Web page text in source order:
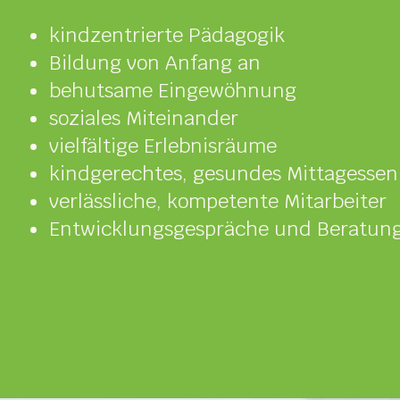
kindzentrierte Pädagogik
Bildung von Anfang an
behutsame Eingewöhnung
soziales Miteinander
vielfältige Erlebnisräume
kindgerechtes, gesundes Mittagessen
verlässliche, kompetente Mitarbeiter
Entwicklungsgespräche und